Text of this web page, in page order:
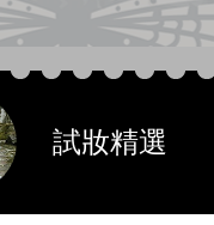
試妝精選